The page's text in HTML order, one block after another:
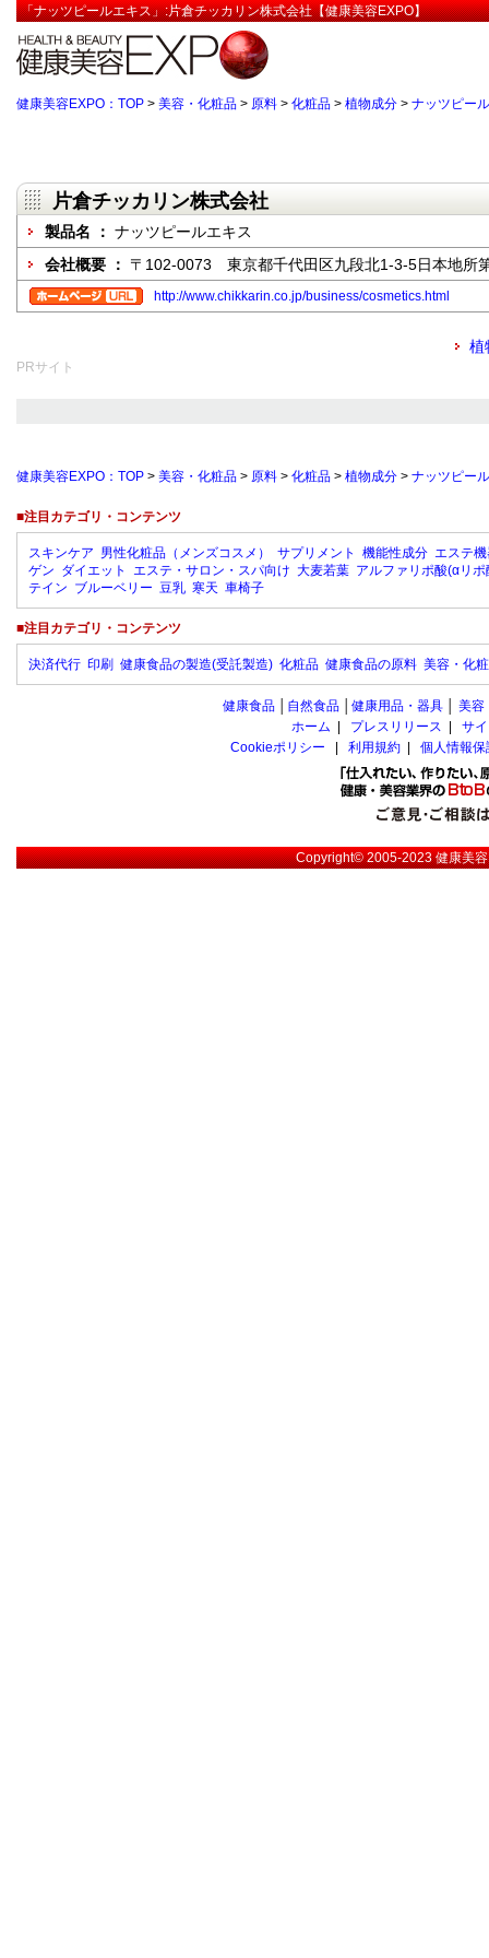
「ナッツピールエキス」:片倉チッカリン株式会社【健康美容EXPO】
健康美容EXPO：TOP > 美容・化粧品 > 原料 > 化粧品 > 植物成分 > ナッツピー
片倉チッカリン株式会社
製品名 ： ナッツピールエキス
会社概要 ： 〒102-0073 東京都千代田区九段北1-3-5日本地所
http://www.chikkarin.co.jp/business/cosmetics.html
植
PRサイト
健康美容EXPO：TOP > 美容・化粧品 > 原料 > 化粧品 > 植物成分 > ナッツピー
■注目カテゴリ・コンテンツ
スキンケア 男性化粧品（メンズコスメ） サプリメント 機能性成分 エステ
ゲン ダイエット エステ・サロン・スパ向け 大麦若葉 アルファリポ酸(αリポ
テイン ブルーベリー 豆乳 寒天 車椅子
■注目カテゴリ・コンテンツ
決済代行 印刷 健康食品の製造(受託製造) 化粧品 健康食品の原料 美容・化
健康食品 自然食品 健康用品・器具 美容
ホーム
プレスリリース
サ
Cookieポリシー
利用規約 個人情報
Copyright© 2005-2023健康美